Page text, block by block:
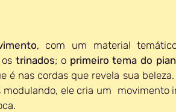
, com um material
trinados; o primeiro tema do
é nas cordas que revela sua
ele cria um  movimento